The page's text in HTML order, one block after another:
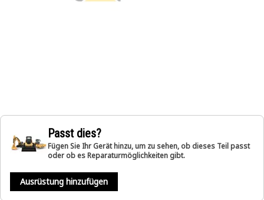
Passt dies?
Fügen Sie Ihr Gerät hinzu, um zu sehen, ob dieses Teil passt
oder ob es Reparaturmöglichkeiten gibt.
Ausrüstung hinzufügen